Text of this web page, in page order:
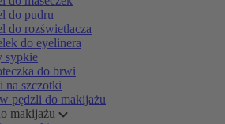
do pudru
do rozświetlacza
do eyelinera
sypkie
do brwi
na szczotki
pędzli do makijażu
makijażu